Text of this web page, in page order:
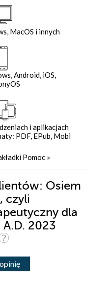
MacOS i innych
Android, iOS,
i aplikacjach
PDF, EPub, Mobi
Pomoc »
Osiem
czyli
dla
2023